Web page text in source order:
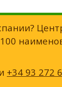
+34 93 272